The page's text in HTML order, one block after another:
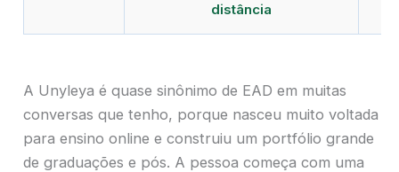
distância
A Unyleya é quase sinônimo de EAD em muitas
conversas que tenho, porque nasceu muito voltada
para ensino online e construiu um portfólio grande
de graduações e pós. A pessoa começa com uma